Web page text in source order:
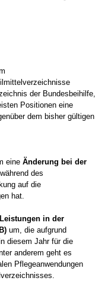
der Bundesbeihilfe,
Positionen eine
dem bisher gültigen
eine Änderung bei der
des
auf die
hat.
in der
um, die aufgrund
diesem Jahr für die
anderem geht es
Pflegeanwendungen